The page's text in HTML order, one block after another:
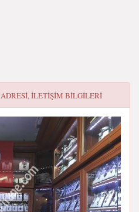
ADRESI, ILETIŞIM BILGILERI